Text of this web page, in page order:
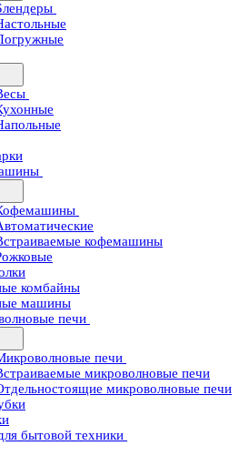
кофемашины
комбайны
машины
печи
печи
микроволновые печи
микроволновые печи
бытовой техники